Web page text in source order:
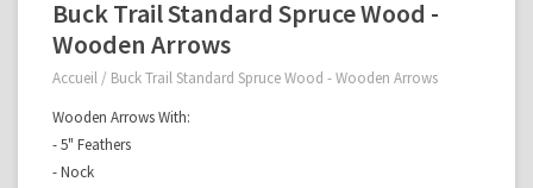
Buck Trail Standard Spruce Wood -
Wooden Arrows
Accueil / Buck Trail Standard Spruce Wood - Wooden Arrows
Wooden Arrows With:
- 5" Feathers
- Nock